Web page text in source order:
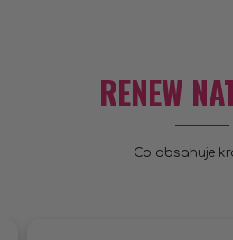
RENEW
Co obsahuje